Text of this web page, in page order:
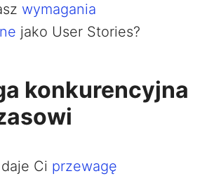
wymagania
jako User Stories?
konkurencyjna
Ci przewagę